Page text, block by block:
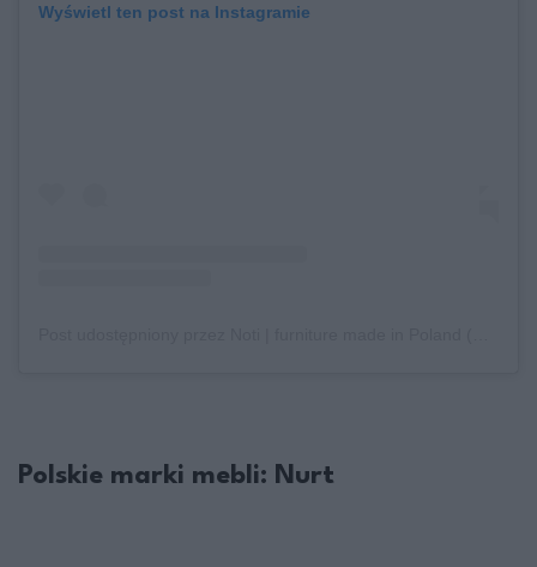
Wyświetl ten post na Instagramie
Polskie marki mebli: Nurt